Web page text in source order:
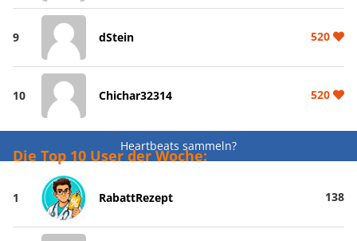
9 dStein 520
10 Chichar32314 520
Heartbeats sammeln?
Die Top 10 User der Woche:
1 RabattRezept 138